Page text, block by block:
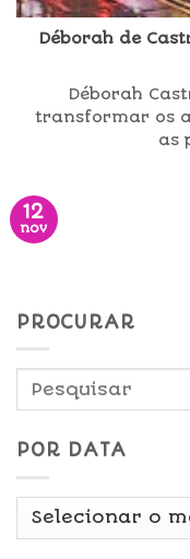
Déborah de
Déborah
transformar os
as
12
nov
PROCURAR
POR DATA
Por